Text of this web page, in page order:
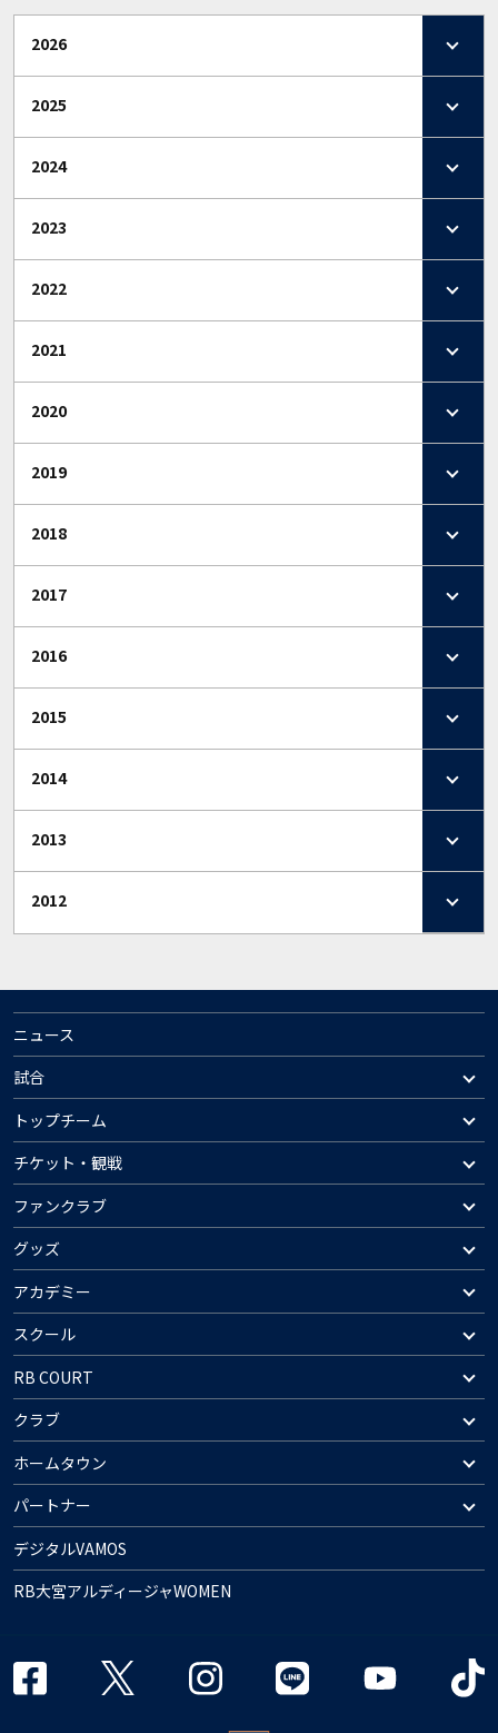
2026
2025
2024
2023
2022
2021
2020
2019
2018
2017
2016
2015
2014
2013
2012
ニュース
試合
トップチーム
チケット・観戦
ファンクラブ
グッズ
アカデミー
スクール
RB COURT
クラブ
ホームタウン
パートナー
デジタルVAMOS
RB大宮アルディージャWOMEN